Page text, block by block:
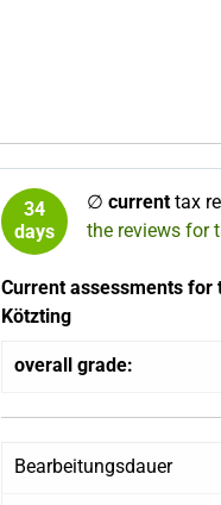
34
days
∅ currenttax
the reviews for
Current assessments for
Kötzting
overall grade:
Bearbeitungsdauer